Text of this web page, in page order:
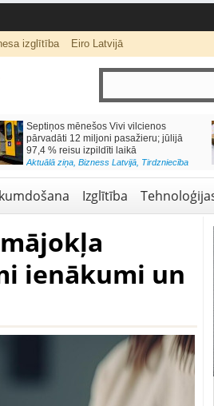
izglītība Eiro Latvijā
Septiņos mēnešos Vivi vilcienos
pārvadāti 12 miljoni pasažieru; jūlijā
97,4 % reisu izpildīti laikā
Aktuālā ziņa, Bizness Latvijā, Tirdzniecība
Izglītība
ienākumi un